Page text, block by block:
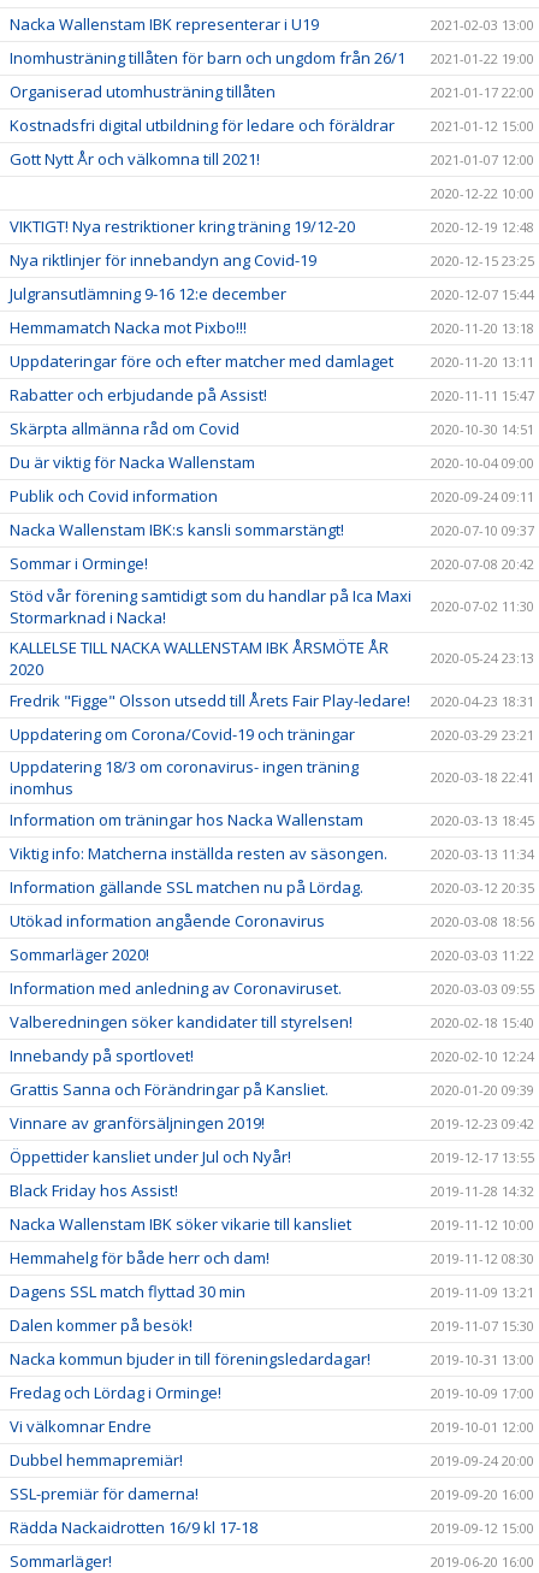
Nacka Wallenstam IBK representerar i U19
2021-02-03 13:00
Inomhusträning tillåten för barn och ungdom från 26/1 2021-01-22 19:00
Organiserad utomhusträning tillåten 2021-01-17 22:00
Kostnadsfri digital utbildning för ledare och föräldrar 2021-01-12 15:00
Gott Nytt År och välkomna till 2021!
2021-01-07 12:00
2020-12-22 10:00
VIKTIGT! Nya restriktioner kring träning 19/12-20 2020-12-19 12:48
Nya riktlinjer för innebandyn ang Covid-19 2020-12-15 23:25
Julgransutlämning 9-16 12:e december 2020-12-07 15:44
Hemmamatch Nacka mot Pixbo!!! 2020-11-20 13:18
Uppdateringar före och efter matcher med damlaget 2020-11-20 13:11
Rabatter och erbjudande på Assist! 2020-11-11 15:47
Skärpta allmänna råd om Covid 2020-10-30 14:51
Du är viktig för Nacka Wallenstam 2020-10-04 09:00
Publik och Covid information 2020-09-24 09:11
Nacka Wallenstam IBK:s kansli sommarstängt! 2020-07-10 09:37
Sommar i Orminge! 2020-07-08 20:42
Stöd vår förening samtidigt som du handlar på Ica Maxi
Stormarknad i Nacka!
2020-07-02 11:30
KALLELSE TILL NACKA WALLENSTAM IBK ÅRSMÖTE ÅR
2020
2020-05-24 23:13
Fredrik "Figge" Olsson utsedd till Årets Fair Play-ledare! 2020-04-23 18:31
Uppdatering om Corona/Covid-19 och träningar 2020-03-29 23:21
Uppdatering 18/3 om coronavirus- ingen träning
inomhus
2020-03-18 22:41
Information om träningar hos Nacka Wallenstam 2020-03-13 18:45
Viktig info: Matcherna inställda resten av säsongen. 2020-03-13 11:34
Information gällande SSL matchen nu på Lördag. 2020-03-12 20:35
Utökad information angående Coronavirus 2020-03-08 18:56
Sommarläger 2020! 2020-03-03 11:22
Information med anledning av Coronaviruset. 2020-03-03 09:55
Valberedningen söker kandidater till styrelsen! 2020-02-18 15:40
Innebandy på sportlovet! 2020-02-10 12:24
Grattis Sanna och Förändringar på Kansliet. 2020-01-20 09:39
Vinnare av granförsäljningen 2019! 2019-12-23 09:42
Öppettider kansliet under Jul och Nyår! 2019-12-17 13:55
Black Friday hos Assist! 2019-11-28 14:32
Nacka Wallenstam IBK söker vikarie till kansliet 2019-11-12 10:00
Hemmahelg för både herr och dam! 2019-11-12 08:30
Dagens SSL match flyttad 30 min 2019-11-09 13:21
Dalen kommer på besök! 2019-11-07 15:30
Nacka kommun bjuder in till föreningsledardagar! 2019-10-31 13:00
Fredag och Lördag i Orminge! 2019-10-09 17:00
Vi välkomnar Endre 2019-10-01 12:00
Dubbel hemmapremiär! 2019-09-24 20:00
SSL-premiär för damerna! 2019-09-20 16:00
Rädda Nackaidrotten 16/9 kl 17-18 2019-09-12 15:00
Sommarläger! 2019-06-20 16:00